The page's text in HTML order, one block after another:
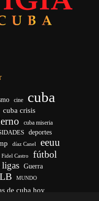
cine cuba
cuba crisis
cuba miseria
deportes
díaz Canel eeuu
Fidel Castro fútbol
ligas Guerra
MUNDO
de cuba hoy